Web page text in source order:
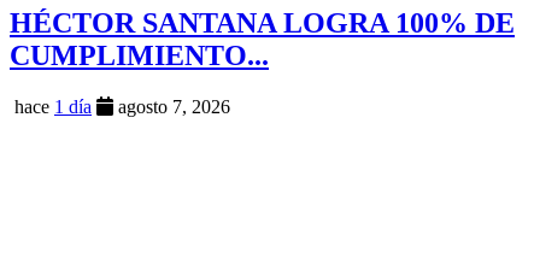
HÉCTOR SANTANA LOGRA 100% DE
CUMPLIMIENTO...
hace 1 día agosto 7, 2026